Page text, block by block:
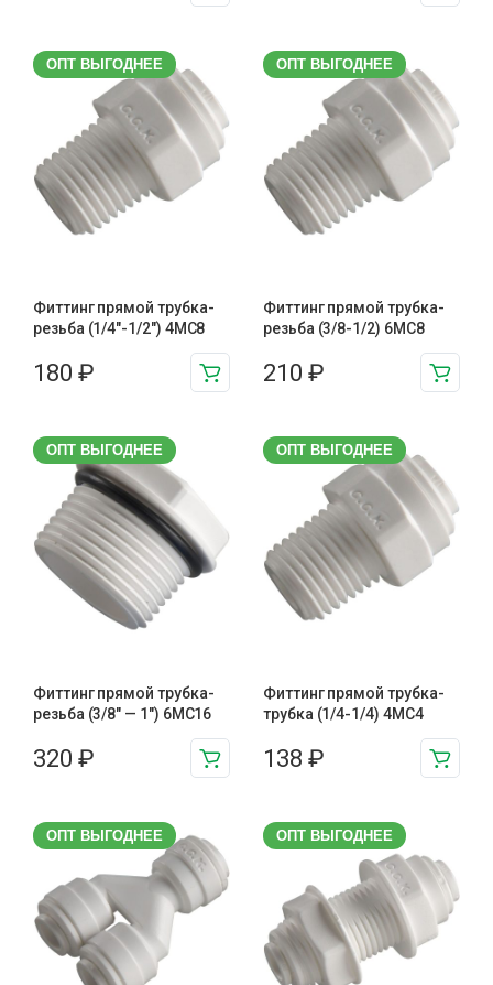
ОПТ ВЫГОДНЕЕ
Фиттинг прямой трубка-
резьба (1/4"-1/2") 4MC8
180 ₽
ОПТ ВЫГОДНЕЕ
Фиттинг прямой трубка-
резьба (3/8-1/2) 6MC8
210 ₽
ОПТ ВЫГОДНЕЕ
Фиттинг прямой трубка-
резьба (3/8" — 1") 6MC16
320 ₽
ОПТ ВЫГОДНЕЕ
Фиттинг прямой трубка-
трубка (1/4-1/4) 4MC4
138 ₽
ОПТ ВЫГОДНЕЕ ОПТ ВЫГОДНЕЕ